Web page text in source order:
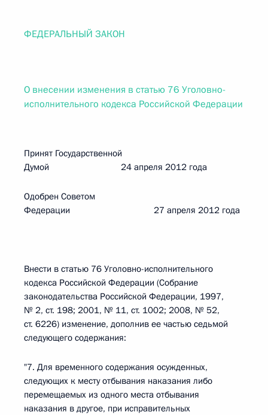
ФЕДЕРАЛЬНЫЙ ЗАКОН
О внесении изменения в статью 76 Уголовно-
исполнительного кодекса Российской Федерации
Принят Государственной
Думой 24 апреля 2012 года
Одобрен Советом
Федерации 27 апреля 2012 года
Внести в статью 76 Уголовно-исполнительного
кодекса Российской Федерации (Собрание
законодательства Российской Федерации, 1997,
№ 2, ст. 198; 2001, № 11, ст. 1002; 2008, № 52,
ст. 6226) изменение, дополнив ее частью седьмой
следующего содержания:
"7. Для временного содержания осужденных,
следующих к месту отбывания наказания либо
перемещаемых из одного места отбывания
наказания в другое, при исправительных